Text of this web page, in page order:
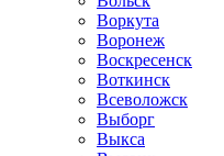
Воркута
Воронеж
Воскресенск
Воткинск
Всеволожск
Выборг
Выкса